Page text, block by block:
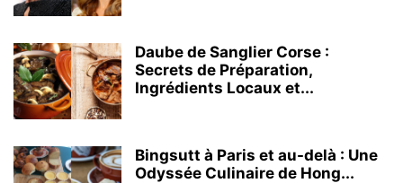
Daube de Sanglier Corse :
Secrets de Préparation,
Ingrédients Locaux et...
Bingsutt à Paris et au-delà : Une
Odyssée Culinaire de Hong...